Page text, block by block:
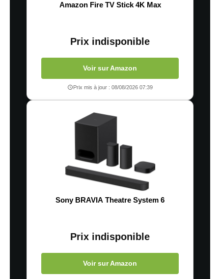
Amazon Fire TV Stick 4K Max
Prix indisponible
Voir sur Amazon
Prix mis à jour : 08/08/2026 07:39
Sony BRAVIA Theatre System 6
Prix indisponible
Voir sur Amazon